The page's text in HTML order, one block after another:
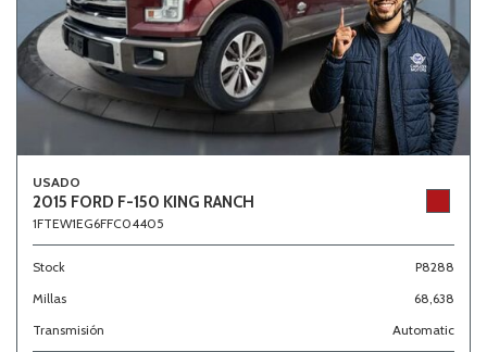
USADO
2015 FORD F-150 KING RANCH
1FTEW1EG6FFC04405
Stock
P8288
Millas
68,638
Transmisión
Automatic